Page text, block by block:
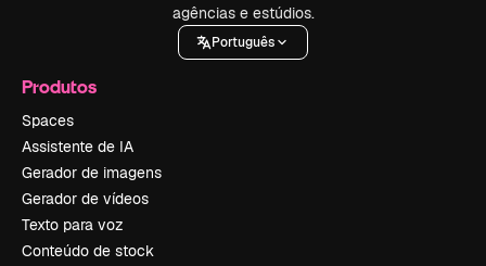
agências e estúdios.
Português
Produtos
Spaces
Assistente de IA
Gerador de imagens
Gerador de vídeos
Texto para voz
Conteúdo de stock